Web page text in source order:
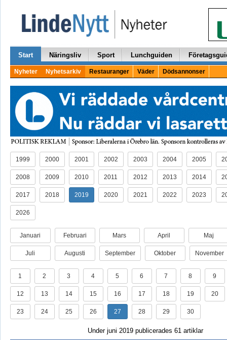
Start Näringsliv Sport Lunchguiden
Nyheter Nyhetsarkiv Restauranger Väder Dödsannonser
1999 2000 2001 2002 2003 2004 2005
2008 2009 2010 2011 2012 2013 2014
2017 2018 2019 2020 2021 2022 2023
2026
Januari Februari Mars April Maj
Juli Augusti September Oktober November
1 2 3 4 5 6 7 8 9
12 13 14 15 16 17 18 19 20
23 24 25 26 27 28 29 30
Under juni 2019 publicerades 61 artiklar